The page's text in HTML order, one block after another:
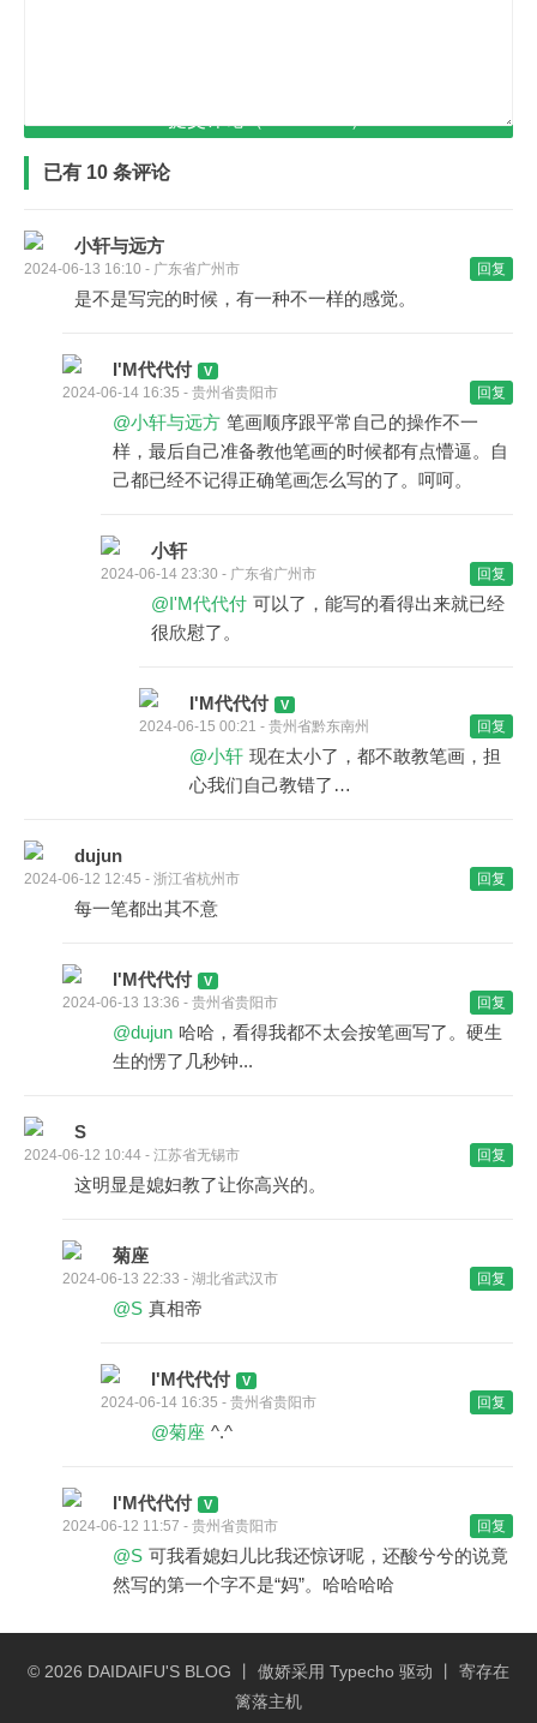
已有 10 条评论
小轩与远方
2024-06-13 16:10 - 广东省广州市 回复
是不是写完的时候，有一种不一样的感觉。
I'M代代付
2024-06-14 16:35 - 贵州省贵阳市 回复
@小轩与远方 笔画顺序跟平常自己的操作不一
样，最后自己准备教他笔画的时候都有点懵逼。自
己都已经不记得正确笔画怎么写的了。呵呵。
小轩
2024-06-14 23:30 - 广东省广州市 回复
@I'M代代付 可以了，能写的看得出来就已经
很欣慰了。
I'M代代付
2024-06-15 00:21 - 贵州省黔东南州 回复
@小轩 现在太小了，都不敢教笔画，担
心我们自己教错了…
dujun
2024-06-12 12:45 - 浙江省杭州市 回复
每一笔都出其不意
I'M代代付
2024-06-13 13:36 - 贵州省贵阳市 回复
@dujun 哈哈，看得我都不太会按笔画写了。硬生
生的愣了几秒钟...
S
2024-06-12 10:44 - 江苏省无锡市 回复
这明显是媳妇教了让你高兴的。
菊座
2024-06-13 22:33 - 湖北省武汉市 回复
@S 真相帝
I'M代代付
2024-06-14 16:35 - 贵州省贵阳市 回复
@菊座 ^.^
I'M代代付
2024-06-12 11:57 - 贵州省贵阳市 回复
@S 可我看媳妇儿比我还惊讶呢，还酸兮兮的说竟
然写的第一个字不是“妈”。哈哈哈哈
© 2026 DAIDAIFU'S BLOG 丨 傲娇采用 Typecho 驱动 丨 寄存在
篱落主机